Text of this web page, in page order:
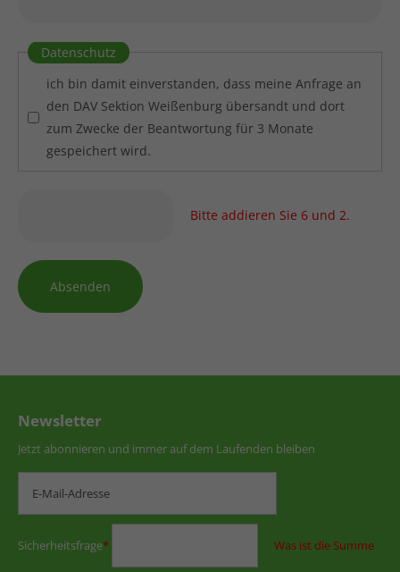
Datenschutz
ich bin damit einverstanden, dass meine Anfrage an
den DAV Sektion Weißenburg übersandt und dort
zum Zwecke der Beantwortung für 3 Monate
gespeichert wird.
Bitte addieren Sie 6 und 2.
Absenden
Newsletter
Jetzt abonnieren und immer auf dem Laufenden bleiben
Sicherheitsfrage* Was ist die Summe